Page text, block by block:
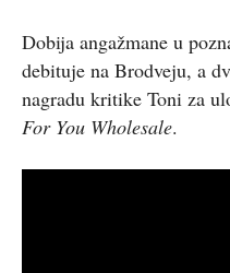
Dobija angažmane u
debituje na Brodveju, a
nagradu kritike Toni za
For You Wholesale.